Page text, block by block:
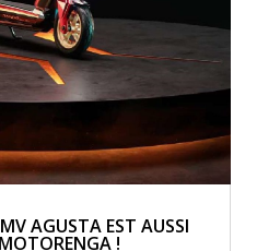
AGUSTA EST AUSSI
!